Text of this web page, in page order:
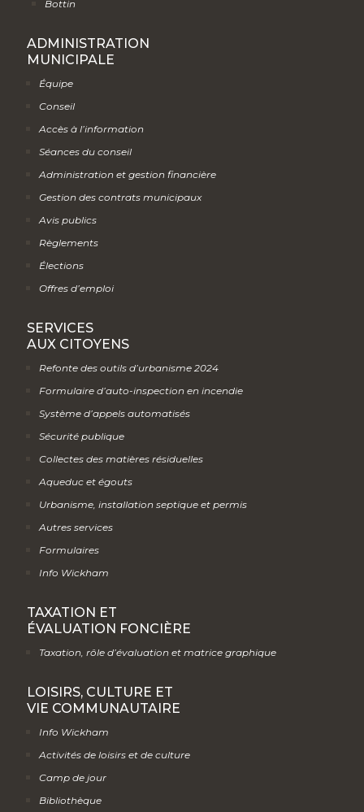
Bottin
ADMINISTRATION
MUNICIPALE
Équipe
Conseil
Accès à l’information
Séances du conseil
Administration et gestion financière
Gestion des contrats municipaux
Avis publics
Règlements
Élections
Offres d’emploi
SERVICES
AUX CITOYENS
Refonte des outils d’urbanisme 2024
Formulaire d’auto-inspection en incendie
Système d’appels automatisés
Sécurité publique
Collectes des matières résiduelles
Aqueduc et égouts
Urbanisme, installation septique et permis
Autres services
Formulaires
Info Wickham
TAXATION ET
ÉVALUATION FONCIÈRE
Taxation, rôle d’évaluation et matrice graphique
LOISIRS, CULTURE ET
VIE COMMUNAUTAIRE
Info Wickham
Activités de loisirs et de culture
Camp de jour
Bibliothèque